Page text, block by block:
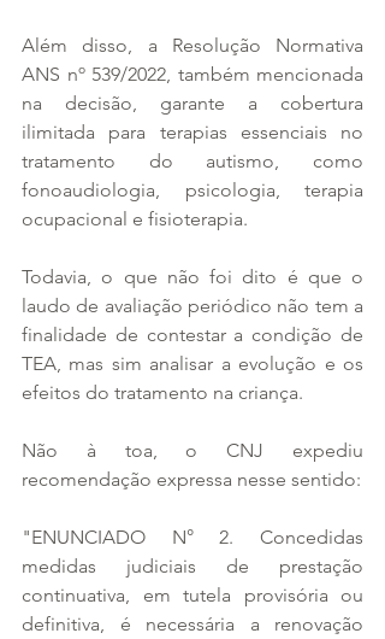
Além disso, a Resolução Normativa
ANS nº 539/2022, também mencionada
na decisão, garante a cobertura
ilimitada para terapias essenciais no
tratamento do autismo, como
fonoaudiologia, psicologia, terapia
ocupacional e fisioterapia.
Todavia, o que não foi dito é que o
laudo de avaliação periódico não tem a
finalidade de contestar a condição de
TEA, mas sim analisar a evolução e os
efeitos do tratamento na criança.
Não à toa, o CNJ expediu
recomendação expressa nesse sentido:
"ENUNCIADO N° 2. Concedidas
medidas judiciais de prestação
continuativa, em tutela provisória ou
definitiva, é necessária a renovação